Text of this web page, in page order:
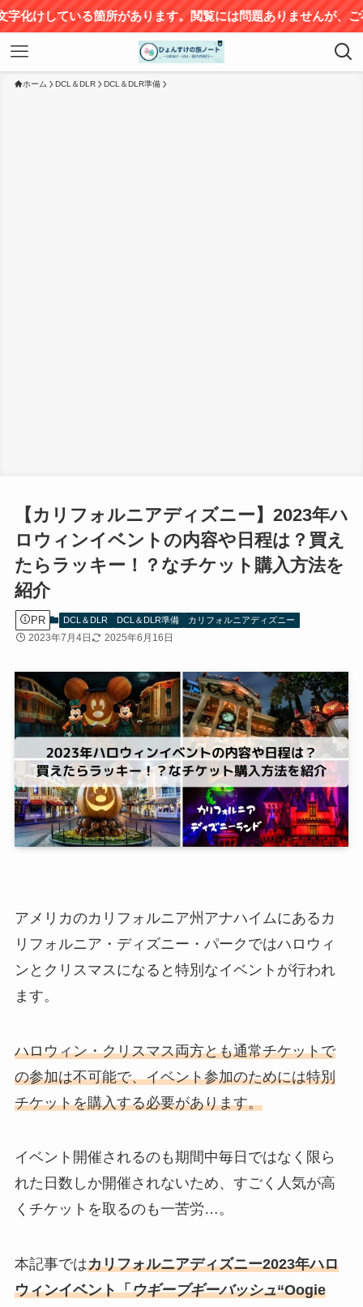
る箇所があります。閲覧には問題ありませんが、ご不便をお
ホーム DCL＆DLR DCL＆DLR準備
【カリフォルニアディズニー】2023年ハ
ロウィンイベントの内容や日程は？買え
たらラッキー！？なチケット購入方法を
紹介
PR DCL＆DLR DCL＆DLR準備 カリフォルニアディズニー
2023年7月4日 2025年6月16日
アメリカのカリフォルニア州アナハイムにあるカ
リフォルニア・ディズニー・パークではハロウィ
ンとクリスマスになると特別なイベントが行われ
ます。
ハロウィン・クリスマス両方とも通常チケットで
の参加は不可能で、イベント参加のためには特別
チケットを購入する必要があります。
イベント開催されるのも期間中毎日ではなく限ら
れた日数しか開催されないため、すごく人気が高
くチケットを取るのも一苦労…。
本記事ではカリフォルニアディズニー2023年ハロ
ウィンイベント「ウギーブギーバッシュ“Oogie